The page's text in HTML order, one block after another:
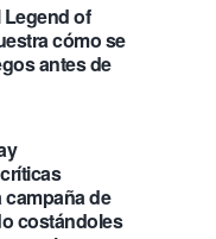
of
cómo se
antes de
de
costándoles